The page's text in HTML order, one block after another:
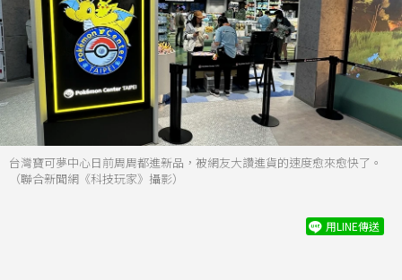
台灣寶可夢中心日前周周都進新品，被網友大讚進貨的速度愈來愈快了。
（聯合新聞網《科技玩家》攝影）
用LINE傳送